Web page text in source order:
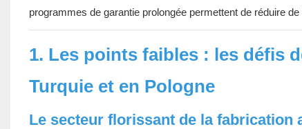
programmes de garantie prolongée permettent de réduire
1. Les points faibles : les défis
Turquie et en Pologne
Le secteur florissant de la fabrication